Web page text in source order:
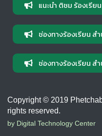
แนะนำ ติชม ร้องเรียน
ช่องทางร้องเรียน ส
ช่องทางร้องเรียน ส
Copyright © 2019
rights reserved.
by Digital Technology Center